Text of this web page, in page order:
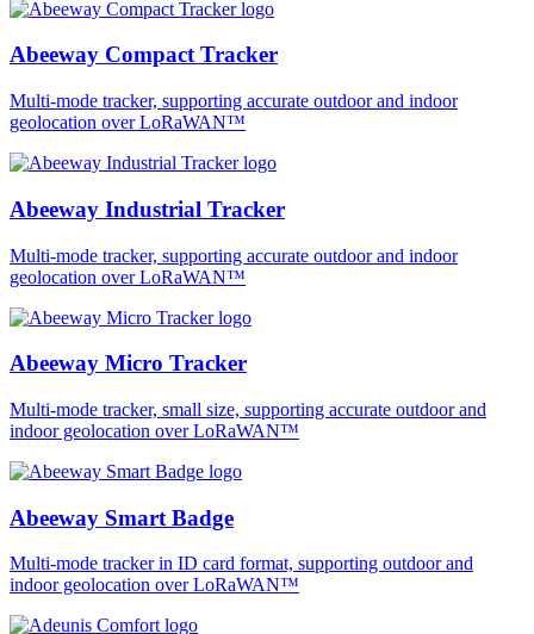
Abeeway Compact Tracker
Multi-mode tracker, supporting accurate outdoor and indoor
geolocation over LoRaWAN™
Abeeway Industrial Tracker
Multi-mode tracker, supporting accurate outdoor and indoor
geolocation over LoRaWAN™
Abeeway Micro Tracker
Multi-mode tracker, small size, supporting accurate outdoor and
indoor geolocation over LoRaWAN™
Abeeway Smart Badge
Multi-mode tracker in ID card format, supporting outdoor and
indoor geolocation over LoRaWAN™